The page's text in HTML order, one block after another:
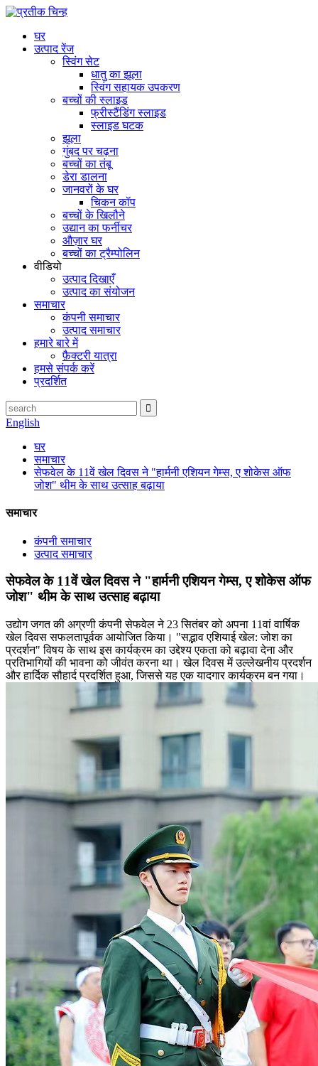
घर
उत्पाद रेंज
स्विंग सेट
धातु का झूला
स्विंग सहायक उपकरण
बच्चों की स्लाइड
फ्रीस्टैंडिंग स्लाइड
स्लाइड घटक
झूला
गुंबद पर चढ़ना
बच्चों का तंबू
डेरा डालना
जानवरों के घर
चिकन कॉप
बच्चों के खिलौने
उद्यान का फर्नीचर
औज़ार घर
बच्चों का ट्रैम्पोलिन
वीडियो
उत्पाद दिखाएँ
उत्पाद का संयोजन
समाचार
कंपनी समाचार
उत्पाद समाचार
हमारे बारे में
फ़ैक्टरी यात्रा
हमसे संपर्क करें
प्रदर्शित
English
घर
समाचार
सेफवेल के 11वें खेल दिवस ने "हार्मनी एशियन गेम्स, ए शोकेस ऑफ
जोश" थीम के साथ उत्साह बढ़ाया
समाचार
कंपनी समाचार
उत्पाद समाचार
सेफवेल के 11वें खेल दिवस ने "हार्मनी एशियन गेम्स, ए शोकेस ऑफ
जोश" थीम के साथ उत्साह बढ़ाया
उद्योग जगत की अग्रणी कंपनी सेफवेल ने 23 सितंबर को अपना 11वां वार्षिक
खेल दिवस सफलतापूर्वक आयोजित किया। "सद्भाव एशियाई खेल: जोश का
प्रदर्शन" विषय के साथ इस कार्यक्रम का उद्देश्य एकता को बढ़ावा देना और
प्रतिभागियों की भावना को जीवंत करना था। खेल दिवस में उल्लेखनीय प्रदर्शन
और हार्दिक सौहार्द प्रदर्शित हुआ, जिससे यह एक यादगार कार्यक्रम बन गया।